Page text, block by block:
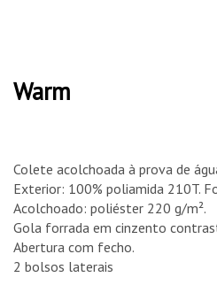
Warm
Colete acolchoada à prova de
Exterior: 100% poliamida 210T.
Acolchoado: poliéster 220 g/m².
Gola forrada em cinzento
Abertura com fecho.
2 bolsos laterais